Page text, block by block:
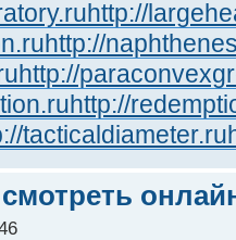
http://
http://
http://
http://
tacticaldiameter.ru